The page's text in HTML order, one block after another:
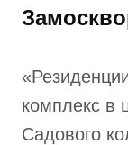
комплекс в
Садового